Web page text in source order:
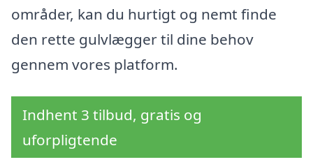
områder, kan du hurtigt og nemt finde
den rette gulvlægger til dine behov
gennem vores platform.
Indhent 3 tilbud, gratis og
uforpligtende